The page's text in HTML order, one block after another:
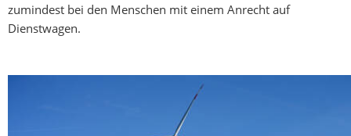
zumindest bei den Menschen mit einem Anrecht auf
Dienstwagen.